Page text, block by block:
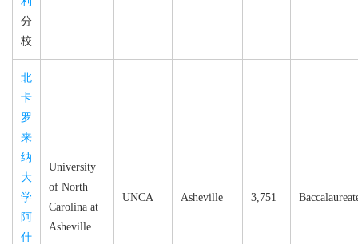
分
校
北
卡
罗
来
纳
大
学
阿
什
University
of North
Carolina at
Asheville
UNCA Asheville 3,751